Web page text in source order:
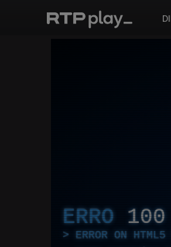
ERRO 100
ERROR ON